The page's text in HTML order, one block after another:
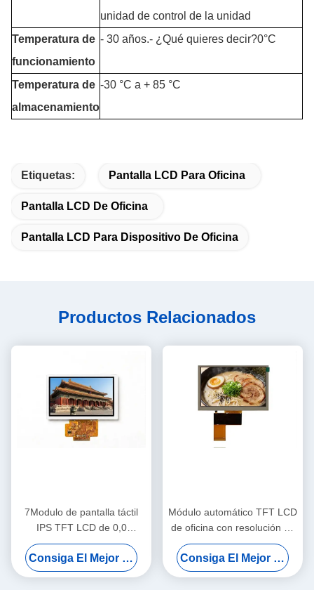
unidad de control de la unidad
Temperatura de
funcionamiento
- 30 años.- ¿Qué quieres decir?0°C
Temperatura de
almacenamiento
-30 °C a + 85 °C
Etiquetas: Pantalla LCD Para Oficina
Pantalla LCD De Oficina
Pantalla LCD Para Dispositivo De Oficina
Productos Relacionados
7Modulo de pantalla táctil
IPS TFT LCD de 0,0
pulgadas para sistemas de
automatización de oficina
integrados
Consiga El Mejor Precio
Módulo automático TFT LCD
de oficina con resolución de
800x480 y ángulo de visión
amplio IPS de 5,0 pulgadas
Consiga El Mejor Precio